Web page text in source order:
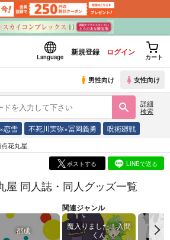
Language
新規登録 ログイン
カート
男性向け 女性向け
詳細
検索
恋雪 不死川実弥×冨岡義勇 呪術廻戦
花丸屋
ポストする LINEで送る
屋 同人誌・同人グッズ一覧
都成
関連ジャンル
魔入りました！入間
くん
名